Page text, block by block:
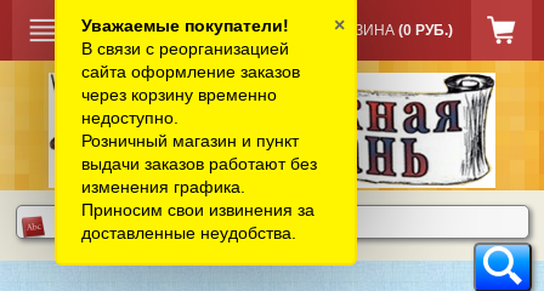
КОРЗИНА (0 РУБ.)
Уважаемые покупатели!
В связи с реорганизацией
сайта оформление заказов
через корзину временно
недоступно.
Розничный магазин и пункт
выдачи заказов работают без
изменения графика.
Приносим свои извинения за
доставленные неудобства.
×